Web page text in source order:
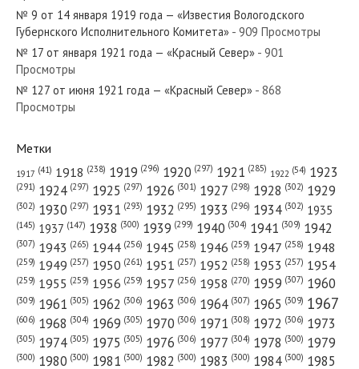
№ 141 от 7 июля 1918 года — «Известия Вологодского
Губернского Исполнительного Комитета»...
№ 137 от июня 1985 года — «Красный Север»
№ 242 от октября 1981 года — «Красный Север»
№ 223 от октября 1921 года — «Красный Север»
№ 9 от 14 января 1919 года — «Известия Вологодского
Губернского Исполнительного Комитета» - 909 Просмотры
№ 17 от января 1921 года — «Красный Север» - 901
Просмотры
№ 127 от июня 1921 года — «Красный Север» - 868
Просмотры
Метки
1917 (41) 1918 (238) 1919 (296) 1920 (297) 1921 (285) 1922 (54) 1923
(291) 1924 (297) 1925 (297) 1926 (301) 1927 (298) 1928 (302) 1929
(302) 1930 (297) 1931 (293) 1932 (295) 1933 (296) 1934 (302) 1935
(145) 1937 (147) 1938 (300) 1939 (299) 1940 (304) 1941 (309) 1942
(307) 1943 (265) 1944 (256) 1945 (258) 1946 (259) 1947 (258) 1948
(259) 1949 (257) 1950 (261) 1951 (257) 1952 (258) 1953 (257) 1954
(259) 1955 (259) 1956 (259) 1957 (256) 1958 (270) 1959 (307) 1960
(309) 1961 (305) 1962 (306) 1963 (306) 1964 (307) 1965 (309) 1967
(606) 1968 (304) 1969 (305) 1970 (306) 1971 (308) 1972 (306) 1973
(305) 1974 (305) 1975 (305) 1976 (306) 1977 (304) 1978 (300) 1979
(300) 1980 (300) 1981 (300) 1982 (300) 1983 (300) 1984 (300) 1985